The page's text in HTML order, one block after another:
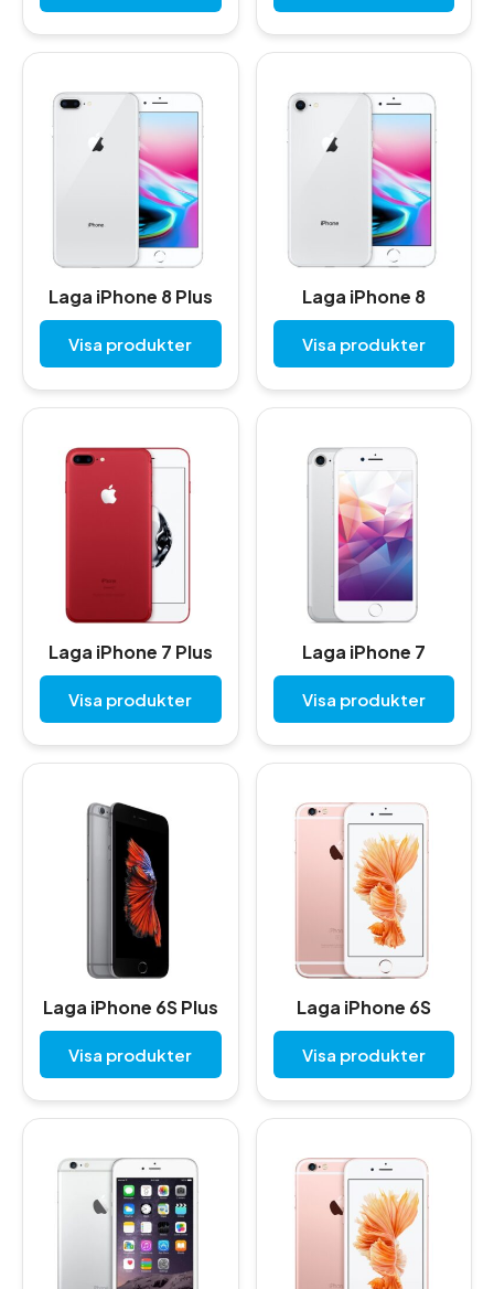
Laga iPhone 8 Plus
Visa produkter
Laga iPhone 8
Visa produkter
Laga iPhone 7 Plus
Visa produkter
Laga iPhone 7
Visa produkter
Laga iPhone 6S Plus
Visa produkter
Laga iPhone 6S
Visa produkter